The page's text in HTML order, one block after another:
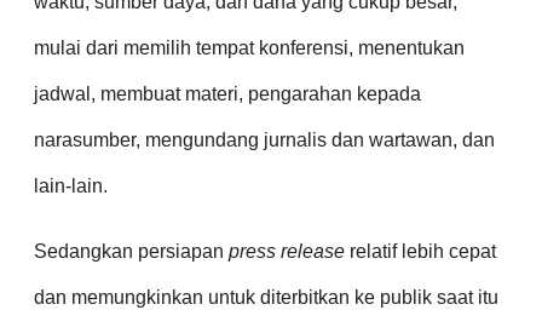
mulai dari memilih tempat konferensi, menentukan
jadwal, membuat materi, pengarahan kepada
narasumber, mengundang jurnalis dan wartawan, dan
lain-lain.
Sedangkan persiapan press release relatif lebih cepat
dan memungkinkan untuk diterbitkan ke publik saat itu